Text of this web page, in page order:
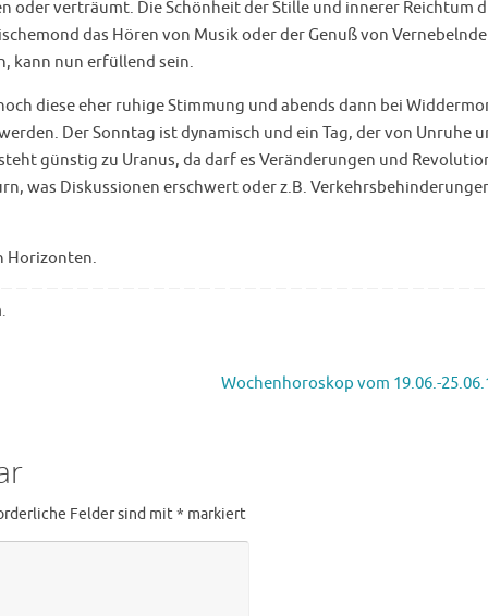
oder verträumt. Die Schönheit der Stille und innerer Reichtum
das Hören von Musik oder der Genuß von
kann nun erfüllend sein.
diese eher ruhige Stimmung und abends dann bei
Der Sonntag ist dynamisch und ein Tag, der von Unruhe
günstig zu Uranus, da darf es Veränderungen und
was Diskussionen erschwert oder z.B.
Horizonten.
.
Wochenhoroskop vom 19.06.-
Felder sind mit* markiert